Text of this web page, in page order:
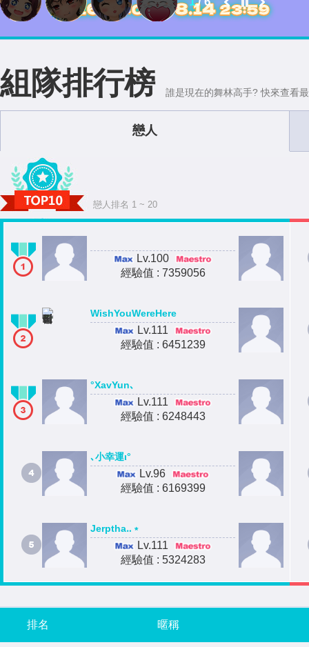
組隊排行榜 誰是現在的舞林高手? 快來查看
戀人
戀人排名 1 ~ 20
Lv.100
經驗值 : 7359056
WishYouWereHere
Lv.111
經驗值 : 6451239
°XavYun､
Lv.111
經驗值 : 6248443
､小幸運ι°
Lv.96
經驗值 : 6169399
Jerptha‥﹡
Lv.111
經驗值 : 5324283
排名 暱稱